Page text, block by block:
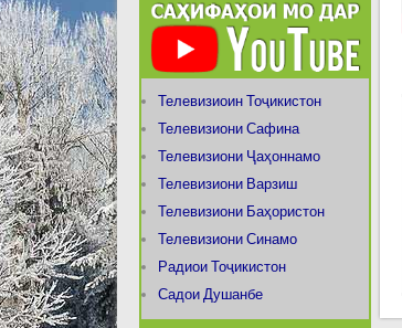
Телевизиоин Тоҷикистон
Телевизиони Сафина
Телевизиони Ҷаҳоннамо
Телевизиони Варзиш
Телевизиони Баҳористон
Телевизиони Синамо
Радиои Тоҷикистон
Садои Душанбе